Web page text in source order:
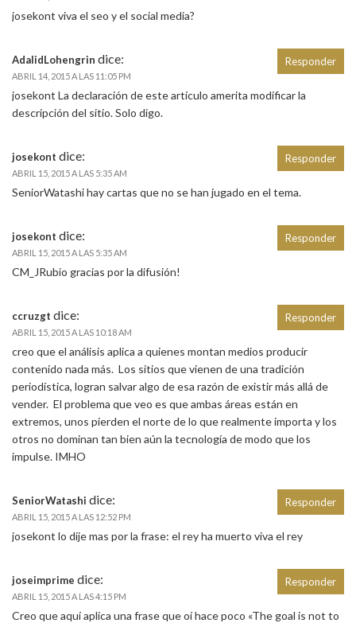
josekont viva el seo y el social media?
AdalidLohengrin dice:
ABRIL 14, 2015 A LAS 11:05 PM
josekont La declaración de este artículo amerita modificar la
descripción del sitio. Solo digo.
Responder
josekont dice:
ABRIL 15, 2015 A LAS 5:35 AM
SeniorWatashi hay cartas que no se han jugado en el tema.
Responder
josekont dice:
ABRIL 15, 2015 A LAS 5:35 AM
CM_JRubio gracias por la difusión!
Responder
ccruzgt dice:
ABRIL 15, 2015 A LAS 10:18 AM
creo que el análisis aplica a quienes montan medios producir
contenido nada más. Los sitios que vienen de una tradición
periodística, logran salvar algo de esa razón de existir más allá de
vender. El problema que veo es que ambas áreas están en
extremos, unos pierden el norte de lo que realmente importa y los
otros no dominan tan bien aún la tecnología de modo que los
impulse. IMHO
Responder
SeniorWatashi dice:
ABRIL 15, 2015 A LAS 12:52 PM
josekont lo dije mas por la frase: el rey ha muerto viva el rey
Responder
joseimprime dice:
ABRIL 15, 2015 A LAS 4:15 PM
Creo que aquí aplica una frase que oí hace poco «The goal is not to
Responder